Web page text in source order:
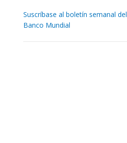
Suscríbase al boletín semanal del
Banco Mundial